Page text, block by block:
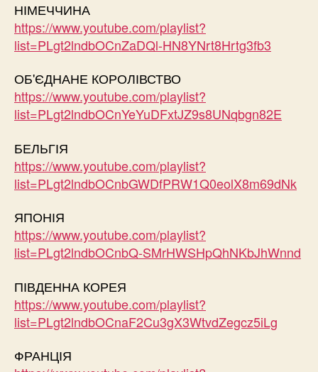
НІМЕЧЧИНА
https://www.youtube.com/playlist?
list=PLgt2lndbOCnZaDQl-HN8YNrt8Hrtg3fb3
ОБ'ЄДНАНЕ КОРОЛІВСТВО
https://www.youtube.com/playlist?
list=PLgt2lndbOCnYeYuDFxtJZ9s8UNqbgn82E
БЕЛЬГІЯ
https://www.youtube.com/playlist?
list=PLgt2lndbOCnbGWDfPRW1Q0eolX8m69dNk
ЯПОНІЯ
https://www.youtube.com/playlist?
list=PLgt2lndbOCnbQ-SMrHWSHpQhNKbJhWnnd
ПІВДЕННА КОРЕЯ
https://www.youtube.com/playlist?
list=PLgt2lndbOCnaF2Cu3gX3WtvdZegcz5iLg
ФРАНЦІЯ